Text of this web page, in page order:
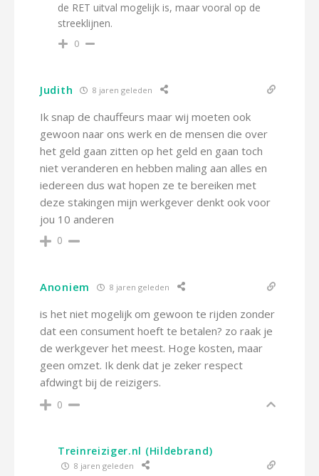
de RET uitval mogelijk is, maar vooral op de
streeklijnen.
0
Judith 8 jaren geleden
Ik snap de chauffeurs maar wij moeten ook
gewoon naar ons werk en de mensen die over
het geld gaan zitten op het geld en gaan toch
niet veranderen en hebben maling aan alles en
iedereen dus wat hopen ze te bereiken met
deze stakingen mijn werkgever denkt ook voor
jou 10 anderen
0
Anoniem 8 jaren geleden
is het niet mogelijk om gewoon te rijden zonder
dat een consument hoeft te betalen? zo raak je
de werkgever het meest. Hoge kosten, maar
geen omzet. Ik denk dat je zeker respect
afdwingt bij de reizigers.
0
Treinreiziger.nl (Hildebrand)
8 jaren geleden